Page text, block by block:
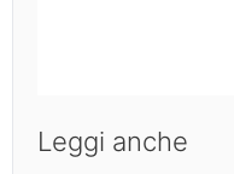
Leggi anche